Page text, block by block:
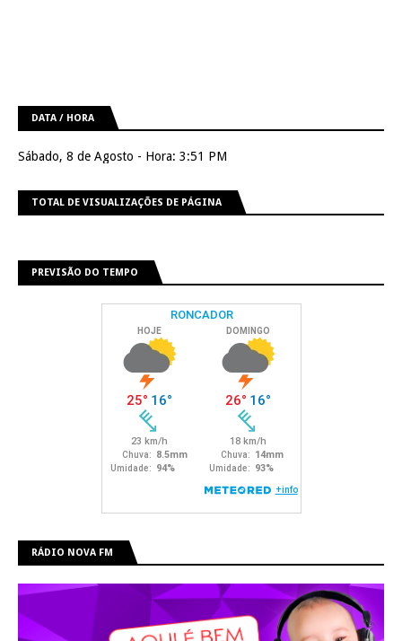
DATA / HORA
Sábado, 8 de Agosto - Hora: 3:51 PM
TOTAL DE VISUALIZAÇÕES DE PÁGINA
PREVISÃO DO TEMPO
RÁDIO NOVA FM